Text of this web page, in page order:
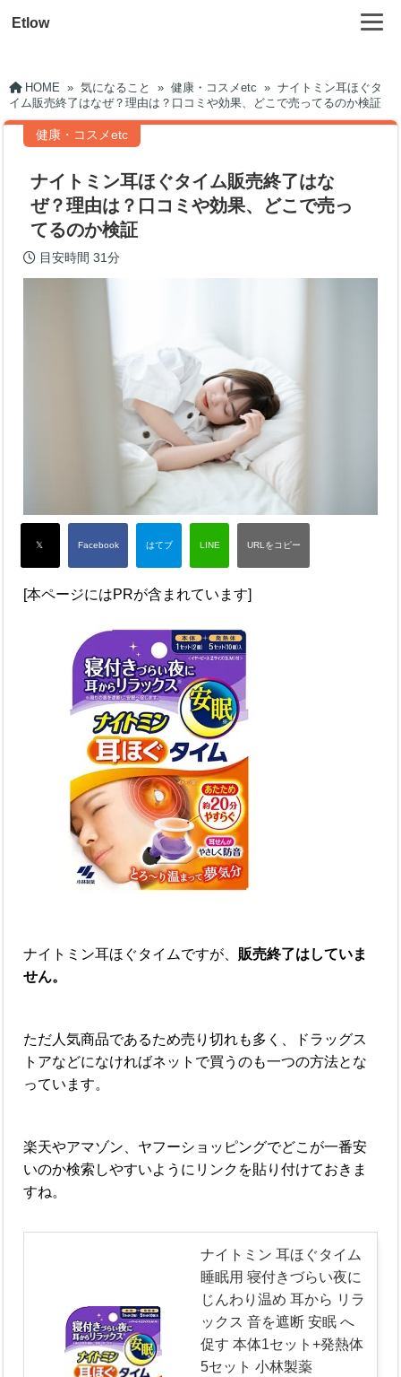
Etlow
HOME » 気になること » 健康・コスメetc » ナイトミン耳ほぐタ
イム販売終了はなぜ？理由は？口コミや効果、どこで売ってるのか検証
健康・コスメetc
ナイトミン耳ほぐタイム販売終了はな
ぜ？理由は？口コミや効果、どこで売っ
てるのか検証
目安時間31分
[本ページにはPRが含まれています]
ナイトミン耳ほぐタイムですが、 販売終了はしていま
せん。
ただ人気商品であるため売り切れも多く、ドラッグス
トアなどになければネットで買うのも一つの方法とな
っています。
楽天やアマゾン、ヤフーショッピングでどこが一番安
いのか検索しやすいようにリンクを貼り付けておきま
すね。
ナイトミン 耳ほぐタイム
睡眠用 寝付きづらい夜に
じんわり温め 耳から リラ
ックス 音を遮断 安眠 へ
促す 本体1セット+発熱体
5セット 小林製薬